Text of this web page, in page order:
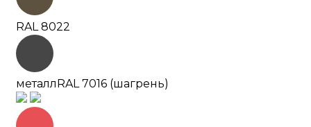
RAL 8022
металлRAL 7016 (шагрень)